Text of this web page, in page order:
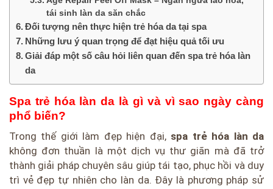
tái sinh làn da săn chắc
Đối tượng nên thực hiện trẻ hóa da tại spa
Những lưu ý quan trọng để đạt hiệu quả tối ưu
Giải đáp một số câu hỏi liên quan đến spa trẻ hóa làn
da
Spa trẻ hóa làn da là gì và vì sao ngày càng
phổ biến?
Trong thế giới làm đẹp hiện đại, spa trẻ hóa làn da
không đơn thuần là một dịch vụ thư giãn mà đã trở
thành giải pháp chuyên sâu giúp tái tạo, phục hồi và duy
trì vẻ đẹp tự nhiên cho làn da. Đây là phương pháp sử